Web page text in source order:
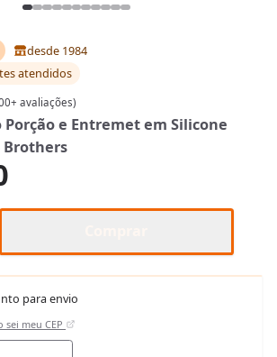
desde 1984
atendidos
avaliações)
Porção e Entremet em Silicone
Brothers
para envio
sei meu CEP